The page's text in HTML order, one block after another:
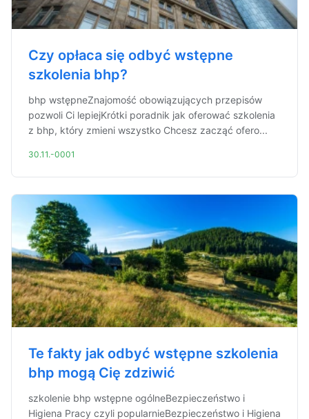
Czy opłaca się odbyć wstępne
szkolenia bhp?
bhp wstępneZnajomość obowiązujących przepisów
pozwoli Ci lepiejKrótki poradnik jak oferować szkolenia
z bhp, który zmieni wszystko Chcesz zacząć ofero...
30.11.-0001
Te fakty jak odbyć wstępne szkolenia
bhp mogą Cię zdziwić
szkolenie bhp wstępne ogólneBezpieczeństwo i
Higiena Pracy czyli popularnieBezpieczeństwo i Higiena